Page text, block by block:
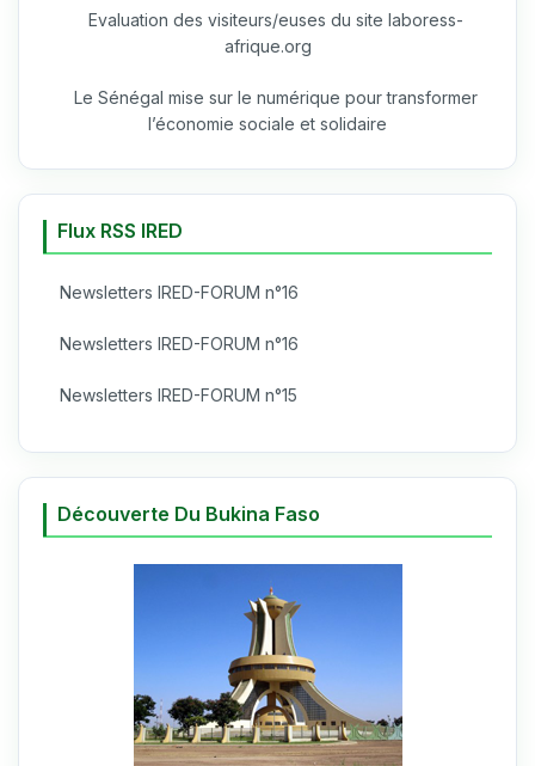
Evaluation des visiteurs/euses du site laboress-
afrique.org
Le Sénégal mise sur le numérique pour transformer
l’économie sociale et solidaire
Flux RSS IRED
Newsletters IRED-FORUM n°16
Newsletters IRED-FORUM n°16
Newsletters IRED-FORUM n°15
Découverte Du Bukina Faso